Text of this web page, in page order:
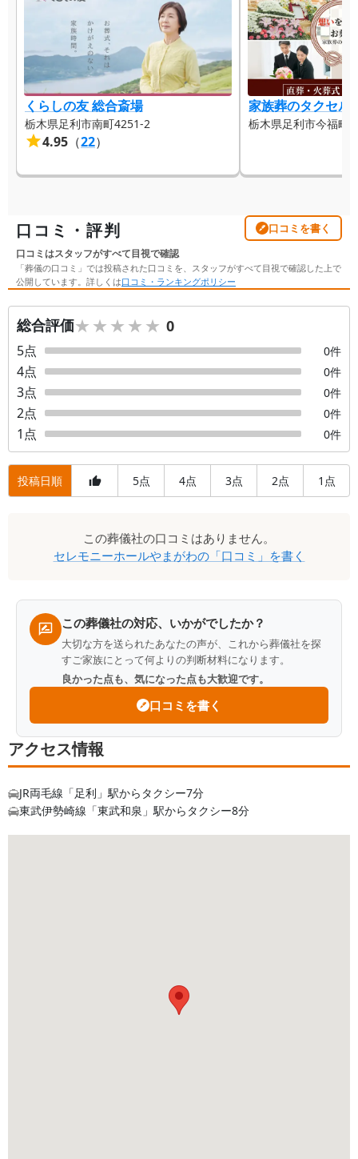
くらしの友 総合斎場
栃木県足利市南町4251-2
4.95 （22）
家族葬のタクセル
栃木県足利市今福町
口コミ・評判 口コミを書く
口コミはスタッフがすべて目視で確認
「葬儀の口コミ」では投稿された口コミを、スタッフがすべて目視で確認した上で
公開しています。詳しくは口コミ・ランキングポリシー
総合評価★★★★★
★★★★★ 0
5点 0件
4点 0件
3点 0件
2点 0件
1点 0件
投稿日順 5点 4点 3点 2点 1 点
この葬儀社の口コミはありません。
セレモニーホールやまがわの「口コミ」を書く
この葬儀社の対応、いかがでしたか？
大切な方を送られたあなたの声が、これから葬儀社を探
すご家族にとって何よりの判断材料になります。
良かった点も、気になった点も大歓迎です。
口コミを書く
アクセス情報
JR両毛線「足利」駅からタクシー7分
東武伊勢崎線「東武和泉」駅からタクシー8分